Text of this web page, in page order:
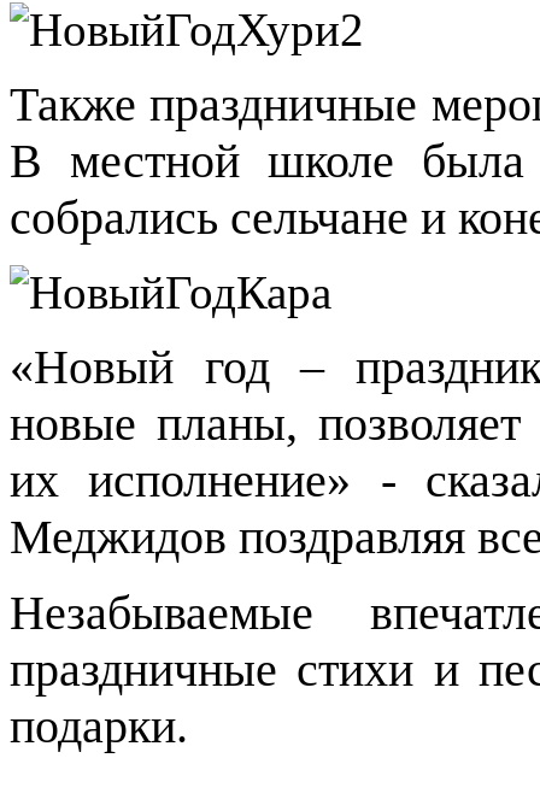
Также праздничные
В местной школе была
собрались сельчане и
«Новый год –
новые планы,
их исполнение» -
Меджидов поздравляя
Незабываемые
праздничные стихи и
подарки.